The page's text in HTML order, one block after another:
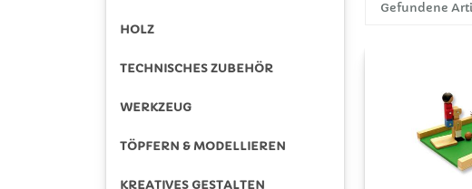
HOLZ
TECHNISCHES ZUBEHÖR
WERKZEUG
TÖPFERN & MODELLIEREN
KREATIVES GESTALTEN
Gefundene